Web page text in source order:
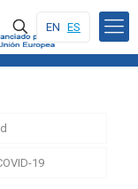
EN ES
19